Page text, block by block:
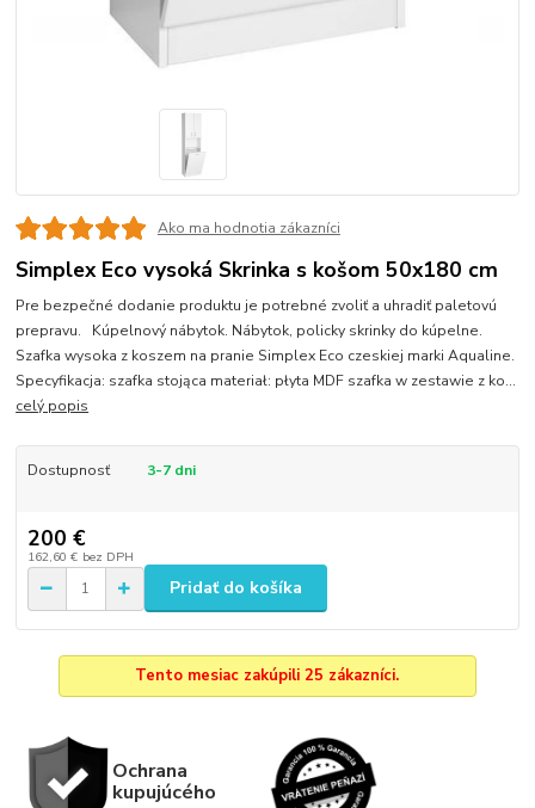
Ako ma hodnotia zákazníci
Simplex Eco vysoká Skrinka s košom 50x180 cm
Pre bezpečné dodanie produktu je potrebné zvoliť a uhradiť paletovú
prepravu. Kúpelnový nábytok. Nábytok, policky skrinky do kúpelne.
Szafka wysoka z koszem na pranie Simplex Eco czeskiej marki Aqualine.
Specyfikacja: szafka stojąca materiał: płyta MDF szafka w zestawie z ko...
celý popis
Dostupnosť 3-7 dni
200 €
162,60 € bez DPH
Pridať do košíka
Tento mesiac zakúpili 25 zákazníci.
Ochrana
kupujúcého